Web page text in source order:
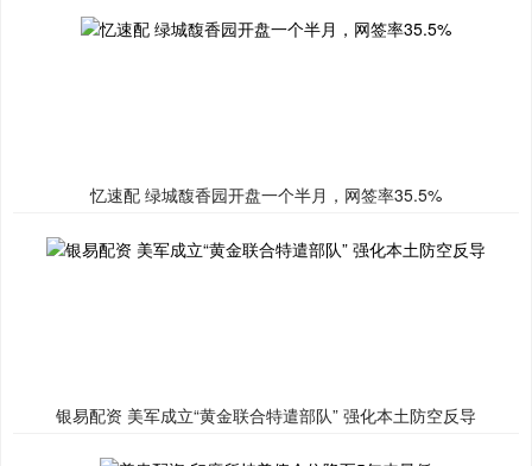
忆速配 绿城馥香园开盘一个半月，网签率35.5%
银易配资 美军成立“黄金联合特遣部队” 强化本土防空反导